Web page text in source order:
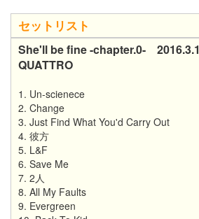
セットリスト
She'll be fine -chapter.0-
QUATTRO
1. Un-scienece
2. Change
3. Just Find What You'd Carry Out
4. 彼方
5. L&F
6. Save Me
7. 2人
8. All My Faults
9. Evergreen